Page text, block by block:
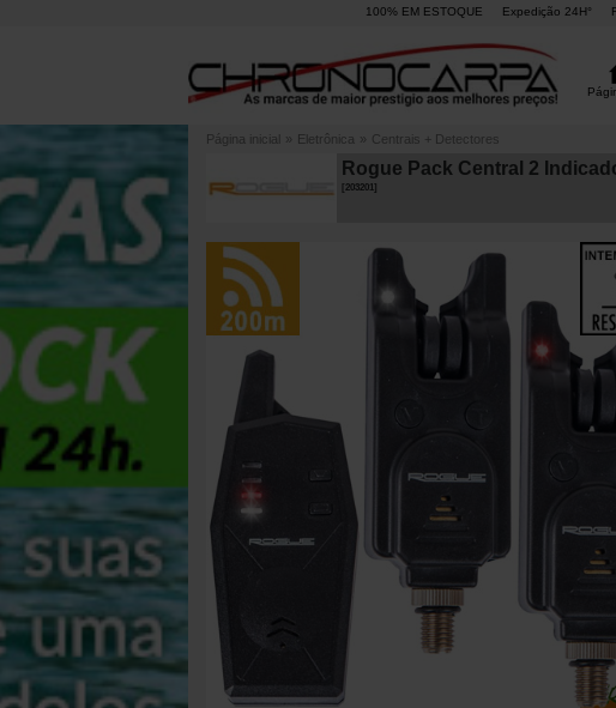
100% EM ESTOQUE Expedição 24H°
Página inicial » Eletrônica » Centrais + Detectores
Rogue Pack Central 2
203201]